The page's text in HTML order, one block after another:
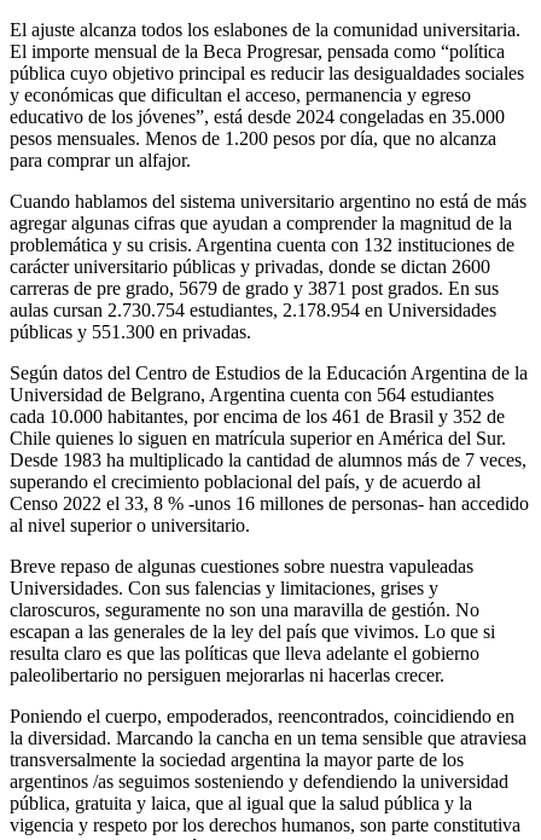
El ajuste alcanza todos los eslabones de la comunidad universitaria.
El importe mensual de la Beca Progresar, pensada como “política
pública cuyo objetivo principal es reducir las desigualdades sociales
y económicas que dificultan el acceso, permanencia y egreso
educativo de los jóvenes”, está desde 2024 congeladas en 35.000
pesos mensuales. Menos de 1.200 pesos por día, que no alcanza
para comprar un alfajor.
Cuando hablamos del sistema universitario argentino no está de más
agregar algunas cifras que ayudan a comprender la magnitud de la
problemática y su crisis. Argentina cuenta con 132 instituciones de
carácter universitario públicas y privadas, donde se dictan 2600
carreras de pre grado, 5679 de grado y 3871 post grados. En sus
aulas cursan 2.730.754 estudiantes, 2.178.954 en Universidades
públicas y 551.300 en privadas.
Según datos del Centro de Estudios de la Educación Argentina de la
Universidad de Belgrano, Argentina cuenta con 564 estudiantes
cada 10.000 habitantes, por encima de los 461 de Brasil y 352 de
Chile quienes lo siguen en matrícula superior en América del Sur.
Desde 1983 ha multiplicado la cantidad de alumnos más de 7 veces,
superando el crecimiento poblacional del país, y de acuerdo al
Censo 2022 el 33, 8 % -unos 16 millones de personas- han accedido
al nivel superior o universitario.
Breve repaso de algunas cuestiones sobre nuestra vapuleadas
Universidades. Con sus falencias y limitaciones, grises y
claroscuros, seguramente no son una maravilla de gestión. No
escapan a las generales de la ley del país que vivimos. Lo que si
resulta claro es que las políticas que lleva adelante el gobierno
paleolibertario no persiguen mejorarlas ni hacerlas crecer.
Poniendo el cuerpo, empoderados, reencontrados, coincidiendo en
la diversidad. Marcando la cancha en un tema sensible que atraviesa
transversalmente la sociedad argentina la mayor parte de los
argentinos /as seguimos sosteniendo y defendiendo la universidad
pública, gratuita y laica, que al igual que la salud pública y la
vigencia y respeto por los derechos humanos, son parte constitutiva